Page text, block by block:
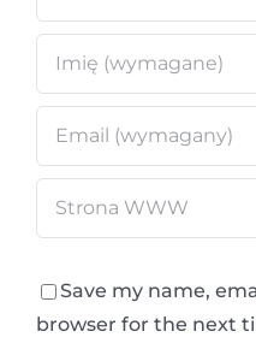
Save my name,
browser for the next